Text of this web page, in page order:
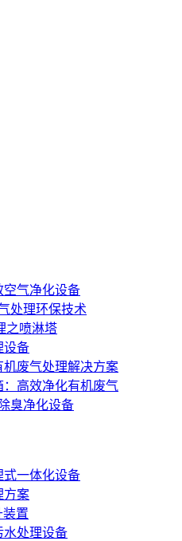
空气净化设备
处理环保技术
之喷淋塔
设备
机废气处理解决方案
高效净化有机废气
臭净化设备
式一体化设备
方案
装置
水处理设备